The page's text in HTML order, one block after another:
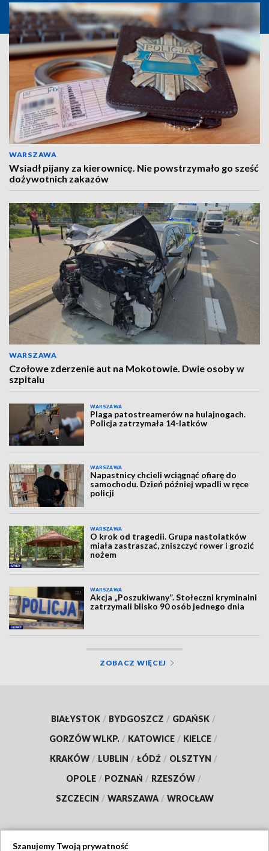
WARSZAWA
Wsiadł pijany za kierownicę. Nie powstrzymało go sześć
dożywotnich zakazów
WARSZAWA
Czołowe zderzenie aut na Mokotowie. Dwie osoby w
szpitalu
WARSZAWA
Plaga patostreamerów na hulajnogach.
Policja zatrzymała 14-latków
WARSZAWA
Napastnicy chcieli wciągnąć ofiarę do
samochodu. Dzień później wpadli w ręce
policji
WARSZAWA
O krok od tragedii. Grupa nastolatków
miała zastraszać, zniszczyć rower i grozić
nożem
WARSZAWA
Akcja „Poszukiwany”. Stołeczni kryminalni
zatrzymali blisko 90 osób jednego dnia
ZOBACZ WIĘCEJ
BIAŁYSTOK / BYDGOSZCZ / GDAŃSK /
GORZÓW WLKP. / KATOWICE / KIELCE /
KRAKÓW / LUBLIN / ŁÓDŹ / OLSZTYN /
OPOLE / POZNAŃ / RZESZÓW /
SZCZECIN / WARSZAWA / WROCŁAW
Szanujemy Twoją prywatność